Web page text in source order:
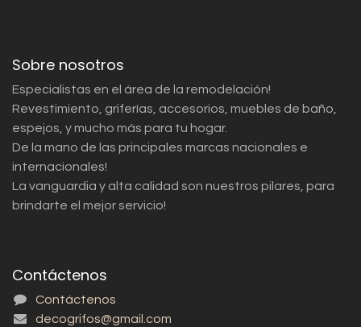
Sobre nosotros
Especialistas en el área de la remodelación!
Revestimiento, griferías, accesorios, muebles de baño,
espejos, y mucho más para tu hogar.
De la mano de las principales marcas nacionales e
internacionales!
La vanguardia y alta calidad son nuestros pilares, para
brindarte el mejor servicio!
Contáctenos
Contáctenos
decogrifos@gmail.com